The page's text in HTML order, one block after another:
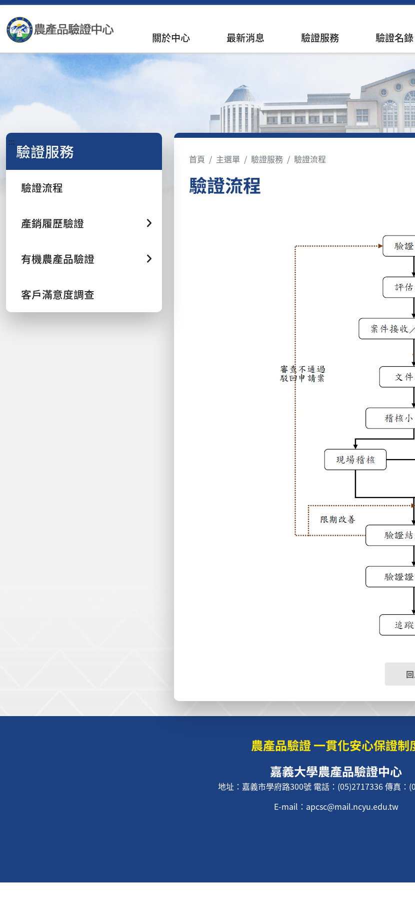
關於中心 最新消息 驗證服務 驗證名錄
::: 驗證服務
驗證流程
產銷履歷驗證
有機農產品驗證
客戶滿意度調查
首頁 主選單 驗證服務 驗證流程
驗證流程
農產品驗證 一貫化安心保證制
嘉義大學農產品驗證中心
地址：嘉義市學府路300號 電話： (05)2717336傳真：
E-mail ： apcsc@mail.ncyu.edu.tw